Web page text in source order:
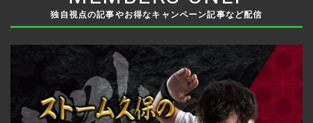
独自視点の記事やお得なキャンペーン記事など配信